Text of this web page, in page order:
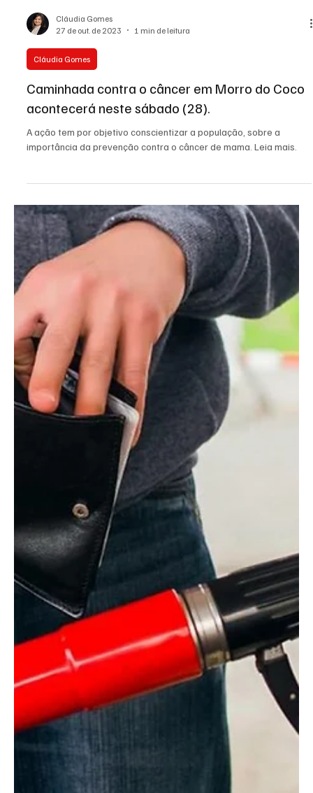
27 de out. de 2023
1 min de leitura
Caminhada contra o câncer em Morro do Coco
acontecerá neste sábado (28).
A ação tem por objetivo conscientizar a população, sobre a
importância da prevenção contra o câncer de mama. Leia mais.